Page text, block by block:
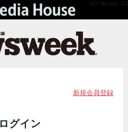
API Version 2.0
新規会員登録
ログイン